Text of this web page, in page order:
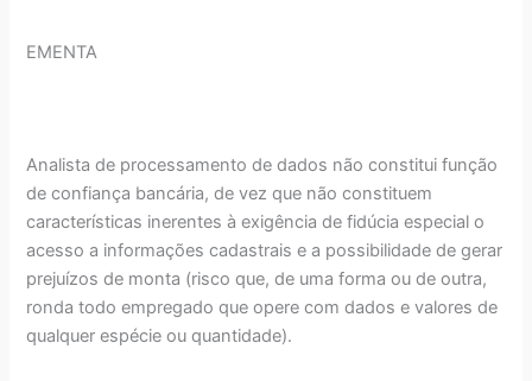
EMENTA
Analista de processamento de dados não constitui função
de confiança bancária, de vez que não constituem
características inerentes à exigência de fidúcia especial o
acesso a informações cadastrais e a possibilidade de gerar
prejuízos de monta (risco que, de uma forma ou de outra,
ronda todo empregado que opere com dados e valores de
qualquer espécie ou quantidade).